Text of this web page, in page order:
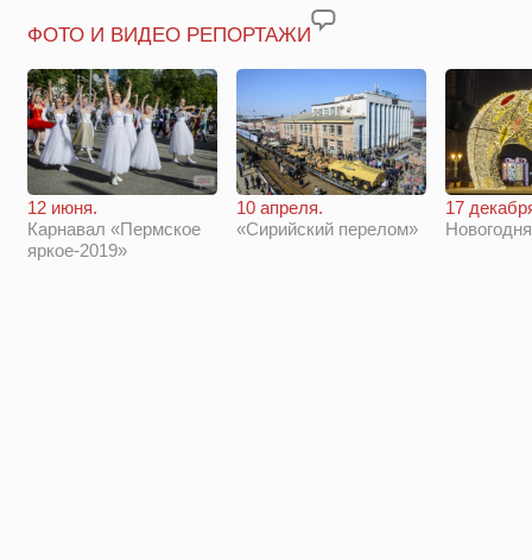
ФОТО И ВИДЕО РЕПОРТАЖИ
12 июня.
Карнавал «Пермское
яркое-2019»
10 апреля.
«Сирийский перелом»
17